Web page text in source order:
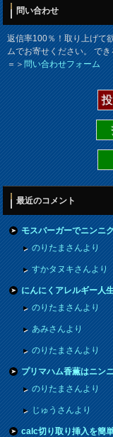
問い合わせ
返信率100％！取り上げて
ムでお寄せください。 で
＝＞問い合わせフォーム
最近のコメント
モスバーガーでニンニ
のりたまさんより
すかタヌキさんより
にんにくアレルギー人
のりたまさんより
あみさんより
のりたまさんより
プリマハム香薫はニン
のりたまさんより
じゅうさんより
calc切り取り挿入を簡